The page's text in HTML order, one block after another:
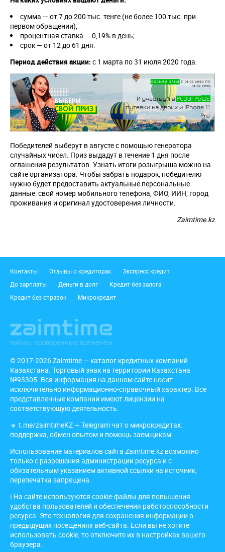
сумма — от 7 до 200 тыс. тенге (не более 100 тыс. при
первом обращении);
процентная ставка — 0,19% в день;
срок — от 12 до 61 дня.
Период действия акции: с 1 марта по 31 июля 2020 года.
Победителей выберут в августе с помощью генератора
случайных чисел. Приз выдадут в течение 1 дня после
оглашения результатов. Узнать итоги розыгрыша можно на
сайте организатора. Чтобы забрать подарок, победителю
нужно будет предоставить актуальные персональные
данные: свой номер мобильного телефона, ФИО, ИИН, город
проживания и оригинал удостоверения личности.
Zaimtime.kz
Подвал
Контакты Отзывы о кредиторах
Экспресс кредит
До зарплаты
Деньги в долг
Кредит без залога
Кредит без справок
Микрокредит
© 2017-2026 Zaimtime — каталог кредитных компаний
Казахстана. Торговый знак на территории Казахстана
№93305. Вся информация на данном сайте носит
исключительно информационно-справочный характер. Все
представленные компании имеют лицензии на
соответствующую деятельность.
🔹 t.me/zaimtimeKZ — Telegram чат о микрокредитах:
поддержка, обмен опытом и помощь заемщикам.
Использование материалов сайта Zaimtime.kz возможно
только с разрешения администрации ресурса и с
обязательным указанием активной ссылки на источник,
перепечатка запрещена.
ℹ️ На сайте используются cookie-файлы для повышения
удобства пользователей и обеспечения работоспособности
ресурса. Это технология для сохранения информации о
предыдущих посещениях веб-сайта. Если вы не хотите
использовать cookie, то отключите их в настройках вашего
браузера.